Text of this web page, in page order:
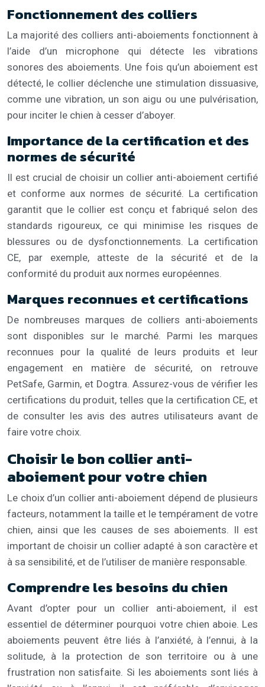
Fonctionnement des colliers
La majorité des colliers anti-aboiements fonctionnent à
l’aide d’un microphone qui détecte les vibrations
sonores des aboiements. Une fois qu’un aboiement est
détecté, le collier déclenche une stimulation dissuasive,
comme une vibration, un son aigu ou une pulvérisation,
pour inciter le chien à cesser d’aboyer.
Importance de la certification et des
normes de sécurité
Il est crucial de choisir un collier anti-aboiement certifié
et conforme aux normes de sécurité. La certification
garantit que le collier est conçu et fabriqué selon des
standards rigoureux, ce qui minimise les risques de
blessures ou de dysfonctionnements. La certification
CE, par exemple, atteste de la sécurité et de la
conformité du produit aux normes européennes.
Marques reconnues et certifications
De nombreuses marques de colliers anti-aboiements
sont disponibles sur le marché. Parmi les marques
reconnues pour la qualité de leurs produits et leur
engagement en matière de sécurité, on retrouve
PetSafe, Garmin, et Dogtra. Assurez-vous de vérifier les
certifications du produit, telles que la certification CE, et
de consulter les avis des autres utilisateurs avant de
faire votre choix.
Choisir le bon collier anti-
aboiement pour votre chien
Le choix d’un collier anti-aboiement dépend de plusieurs
facteurs, notamment la taille et le tempérament de votre
chien, ainsi que les causes de ses aboiements. Il est
important de choisir un collier adapté à son caractère et
à sa sensibilité, et de l’utiliser de manière responsable.
Comprendre les besoins du chien
Avant d’opter pour un collier anti-aboiement, il est
essentiel de déterminer pourquoi votre chien aboie. Les
aboiements peuvent être liés à l’anxiété, à l’ennui, à la
solitude, à la protection de son territoire ou à une
frustration non satisfaite. Si les aboiements sont liés à